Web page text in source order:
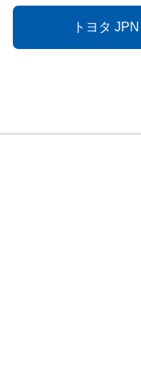
トヨタ